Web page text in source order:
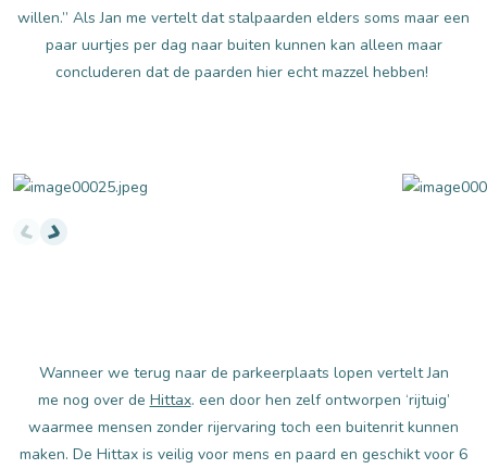
willen.” Als Jan me vertelt dat stalpaarden elders soms maar een
paar uurtjes per dag naar buiten kunnen kan alleen maar
concluderen dat de paarden hier echt mazzel hebben!
foto's natuurpoort van Loon
Wanneer we terug naar de parkeerplaats lopen vertelt Jan
me nog over de Hittax. een door hen zelf ontworpen ‘rijtuig’
waarmee mensen zonder rijervaring toch een buitenrit kunnen
maken. De Hittax is veilig voor mens en paard en geschikt voor 6